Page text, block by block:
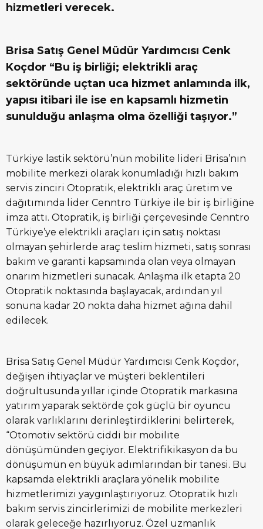
hizmetleri verecek.
Brisa Satış Genel Müdür Yardımcısı Cenk
Koçdor “Bu iş birliği; elektrikli araç
sektöründe uçtan uca hizmet anlamında ilk,
yapısı itibari ile ise en kapsamlı hizmetin
sunulduğu anlaşma olma özelliği taşıyor.”
Türkiye lastik sektörü’nün mobilite lideri Brisa’nın
mobilite merkezi olarak konumladığı hızlı bakım
servis zinciri Otopratik, elektrikli araç üretim ve
dağıtımında lider Cenntro Türkiye ile bir iş birliğine
imza attı. Otopratik, iş birliği çerçevesinde Cenntro
Türkiye’ye elektrikli araçları için satış noktası
olmayan şehirlerde araç teslim hizmeti, satış sonrası
bakım ve garanti kapsamında olan veya olmayan
onarım hizmetleri sunacak. Anlaşma ilk etapta 20
Otopratik noktasında başlayacak, ardından yıl
sonuna kadar 20 nokta daha hizmet ağına dahil
edilecek.
Brisa Satış Genel Müdür Yardımcısı Cenk Koçdor,
değişen ihtiyaçlar ve müşteri beklentileri
doğrultusunda yıllar içinde Otopratik markasına
yatırım yaparak sektörde çok güçlü bir oyuncu
olarak varlıklarını derinleştirdiklerini belirterek,
“Otomotiv sektörü ciddi bir mobilite
dönüşümünden geçiyor. Elektrifikikasyon da bu
dönüşümün en büyük adımlarından bir tanesi. Bu
kapsamda elektrikli araçlara yönelik mobilite
hizmetlerimizi yaygınlaştırıyoruz. Otopratik hızlı
bakım servis zincirlerimizi de mobilite merkezleri
olarak geleceğe hazırlıyoruz. Özel uzmanlık